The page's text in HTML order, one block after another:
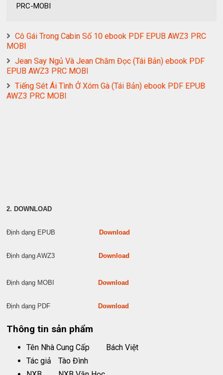
PRC-MOBI
Cô Gái Trong Cabin Số 10 ebook PDF EPUB AWZ3 PRC
MOBI
Jean Say Ngủ Và Jean Chăm Đọc (Tái Bản) ebook PDF
EPUB AWZ3 PRC MOBI
Tiếng Sét Ái Tình Ở Xóm Gà (Tái Bản) ebook PDF EPUB
AWZ3 PRC MOBI
2. DOWNLOAD
Định dạng EPUBDownload
Định dạng AWZ3Download
Định dạng MOBIDownload
Định dạng PDFDownload
Thông tin sản phẩm
Tên Nhà Cung Cấp
Bách Việt
Tác giả
Tào Đình